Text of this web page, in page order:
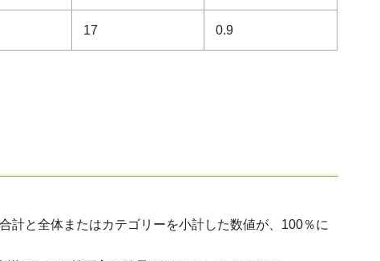
17 0.9
計と全体またはカテゴリーを小計した数値が、100％に